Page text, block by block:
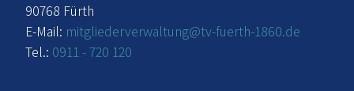
90768 Fürth
E-Mail: mitgliederverwaltung@tv-fuerth-1860.de
Tel.: 0911 - 720 120